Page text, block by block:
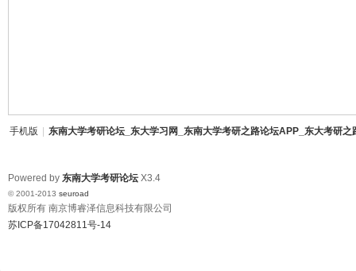
手机版 东南大学考研论坛_东大学习网_东南大学考研之路论坛APP_东大考研
Powered by 东南大学考研论坛 X3.4
© 2001-2013 seuroad
版权所有 南京博睿泽信息科技有限公司
苏ICP备17042811号-14